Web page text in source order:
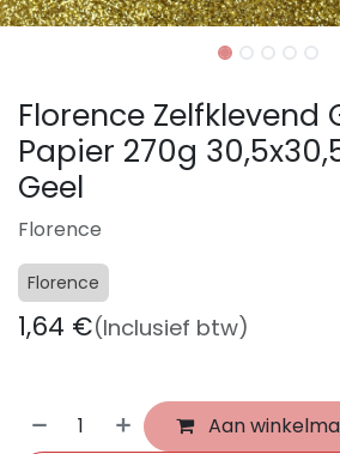
Florence Zelfklevend
Papier 270g
Geel
Florence
Florence
1,64 €(Inclusief btw)
Aan